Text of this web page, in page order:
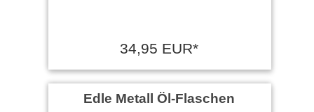
34,95 EUR*
Edle Metall Öl-Flaschen